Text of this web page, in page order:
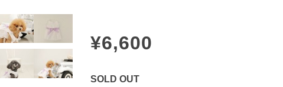
¥6,600
SOLD OUT